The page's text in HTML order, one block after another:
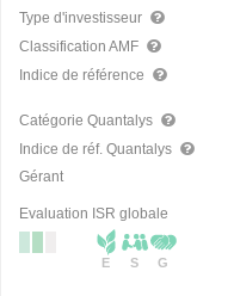
Type d'investisseur
Classification AMF
Indice de référence
Catégorie Quantalys
Indice de réf. Quantalys
Gérant
Evaluation ISR globale
E S G